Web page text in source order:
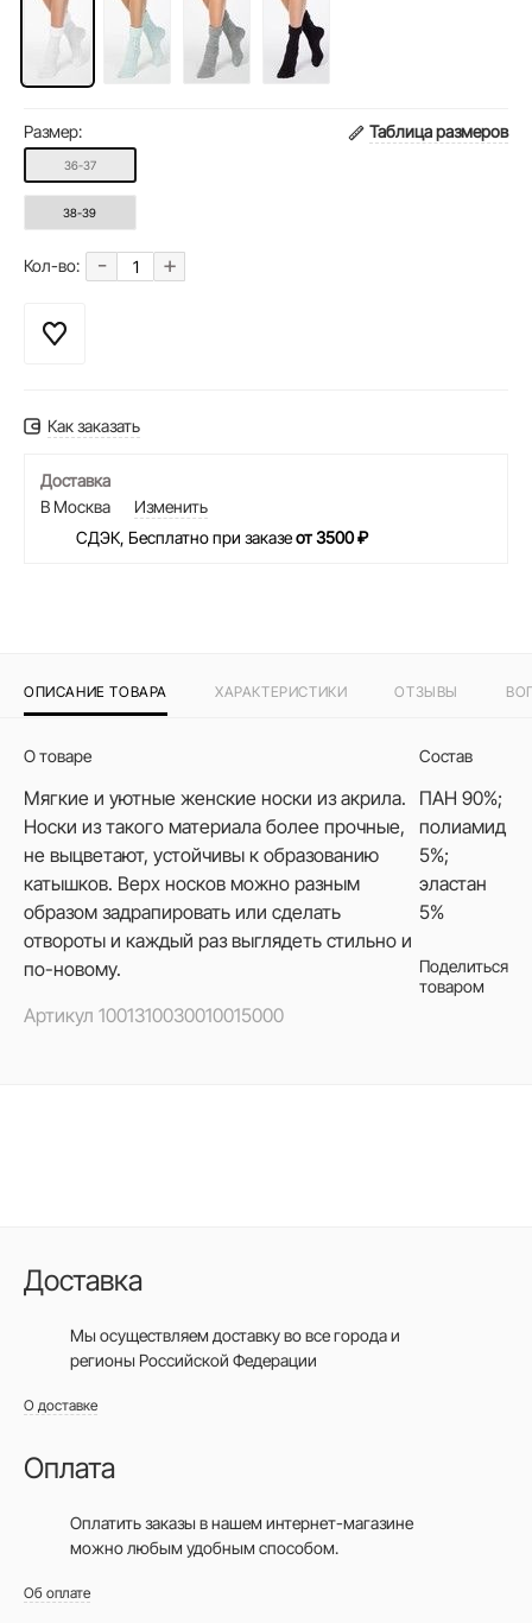
Размер: Таблица размеров
36-37
38-39
Кол-во: - +
Как заказать
Доставка
В Москва
Изменить
СДЭК, Бесплатно при заказеот 3500 ₽
ОПИСАНИЕ ТОВАРА ХАРАКТЕРИСТИКИ ОТЗЫВЫ
О товаре
Мягкие и уютные женские носки из акрила.
Носки из такого материала более прочные,
не выцветают, устойчивы к образованию
катышков. Верх носков можно разным
образом задрапировать или сделать
отвороты и каждый раз выглядеть стильно и
по-новому.
Артикул 1001310030010015000
Состав
ПАН 90%;
полиамид
5%;
эластан
5%
Поделиться
товаром
Доставка
Мы осуществляем доставку во все городаи
регионы Российской Федерации
О доставке
Оплата
Оплатить заказы в нашем интернет-магазине
можно любым удобным способом.
Об оплате